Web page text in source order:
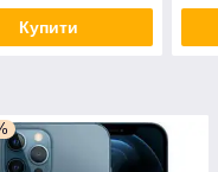
Купити